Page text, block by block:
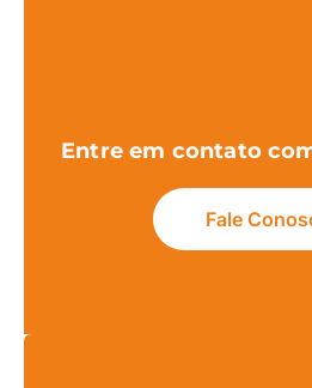
Entre em contato
Fale